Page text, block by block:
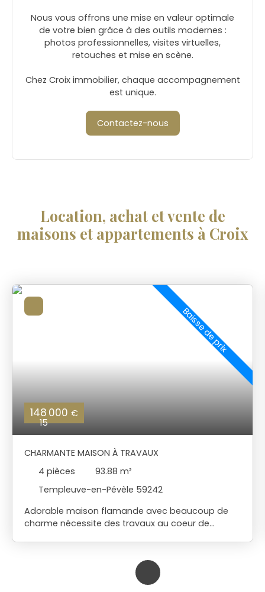
Nous vous offrons une mise en valeur optimale
de votre bien grâce à des outils modernes :
photos professionnelles, visites virtuelles,
retouches et mise en scène.
Chez Croix immobilier, chaque accompagnement
est unique.
Contactez-nous
Location, achat et vente de
maisons et appartements à Croix
148 000 €
Baisse de prix
15
CHARMANTE MAISON À TRAVAUX
4 pièces 93.88 m²
Templeuve-en-Pévèle 59242
Adorable maison flamande avec beaucoup de
charme nécessite des travaux au coeur de
WC et possibilité de chambre au rez-de-
chaussée A l 'étage possibilité de 2 petites
chambres et une mezzanine Jardin au calme et à